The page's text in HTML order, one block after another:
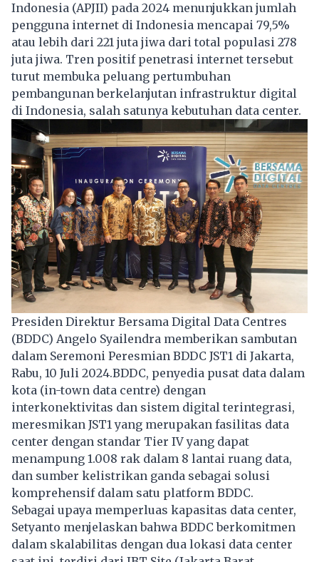
Indonesia (APJII) pada 2024 menunjukkan jumlah
pengguna internet di Indonesia mencapai 79,5%
atau lebih dari 221 juta jiwa dari total populasi 278
juta jiwa. Tren positif penetrasi internet tersebut
turut membuka peluang pertumbuhan
pembangunan berkelanjutan infrastruktur digital
di Indonesia, salah satunya kebutuhan data center.
Presiden Direktur Bersama Digital Data Centres
(BDDC) Angelo Syailendra memberikan sambutan
dalam Seremoni Peresmian BDDC JST1 di Jakarta,
Rabu, 10 Juli 2024.BDDC, penyedia pusat data dalam
kota (in-town data centre) dengan
interkonektivitas dan sistem digital terintegrasi,
meresmikan JST1 yang merupakan fasilitas data
center dengan standar Tier IV yang dapat
menampung 1.008 rak dalam 8 lantai ruang data,
dan sumber kelistrikan ganda sebagai solusi
komprehensif dalam satu platform BDDC.
Sebagai upaya memperluas kapasitas data center,
Setyanto menjelaskan bahwa BDDC berkomitmen
dalam skalabilitas dengan dua lokasi data center